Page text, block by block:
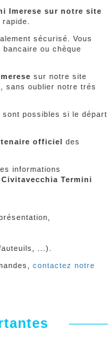
Imerese sur notre site
sécurisé. Vous
ou chèque
sur notre site
sans oublier notre trés
possibles si le départ
officiel des
informations
Termini
...).
contactez notre